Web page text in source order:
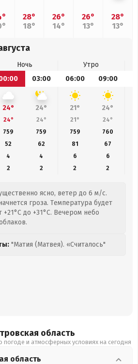
28°
18°
26°
14°
26°
13°
28°
13°
Ночь
Утро
03:00 06:00 09:00
24° 24° 21° 24°
24° 24° 21° 24°
759
759 759 760
52
62 81 67
4
4 6
6
2
2 2 2
ясно, ветер до 6 м/с.
гроза. Температура будет
+21°C до +31°C. Вечером небо
"Матия (Матвея). «Считалось"
область
погоде и атмосферных условиях на сегодня
область